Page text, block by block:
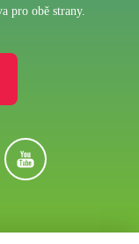
pro obě strany.